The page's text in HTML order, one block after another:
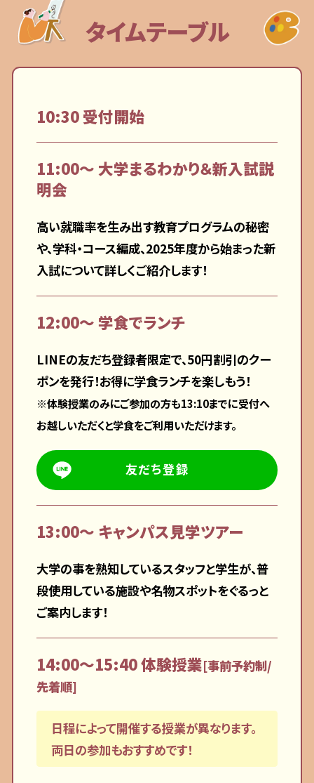
タイムテーブル
10:30 受付開始
11:00〜 大学まるわかり＆新入試説
明会
高い就職率を生み出す教育プログラムの秘密
や、学科・コース編成、2025年度から始まった新
入試について詳しくご紹介します！
12:00〜 学食でランチ
LINEの友だち登録者限定で、50円割引のクー
ポンを発行！お得に学食ランチを楽しもう！
※体験授業のみにご参加の方も13:10までに受付へ
お越しいただくと学食をご利用いただけます。
友だち登録
13:00〜 キャンパス見学ツアー
大学の事を熟知しているスタッフと学生が、普
段使用している施設や名物スポットをぐるっと
ご案内します！
14:00〜15:40 体験授業[事前予約制/
先着順]
日程によって開催する授業が異なります。
両日の参加もおすすめです！